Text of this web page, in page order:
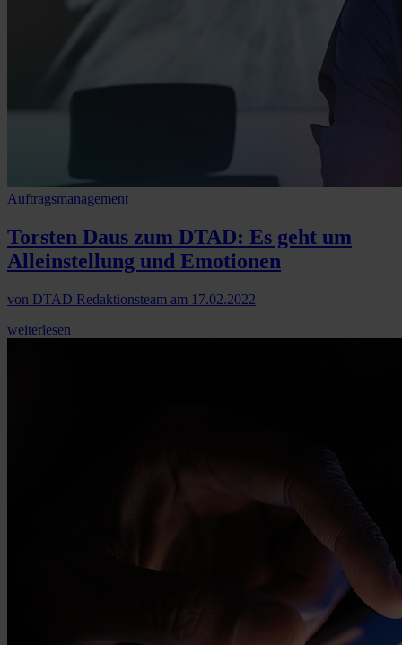
Auftragsmanagement
Torsten Daus zum DTAD: Es geht um
Alleinstellung und Emotionen
von DTAD Redaktionsteam am 17.02.2022
weiterlesen